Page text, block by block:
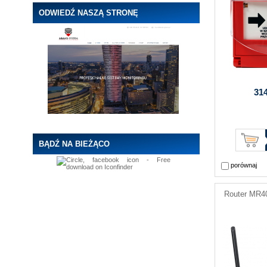
ODWIEDŹ NASZĄ STRONĘ
BĄDŹ NA BIEŻĄCO
porównaj
Router